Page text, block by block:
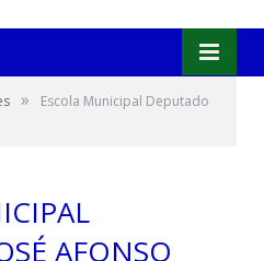
»
Escola Municipal Deputado
AFONSO